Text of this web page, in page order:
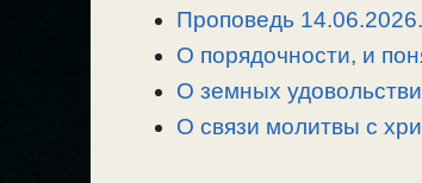
a
m
o
k
и
т
Проповедь 14.06.2026.
О порядочности, и
О земных
О связи молитвы с